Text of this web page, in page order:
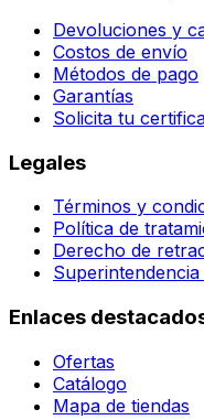
Devoluciones y
Costos de envío
Métodos de pago
Garantías
Solicita tu
Legales
Términos y
Política de
Derecho de
Enlaces
Ofertas
Catálogo
Mapa de tiendas